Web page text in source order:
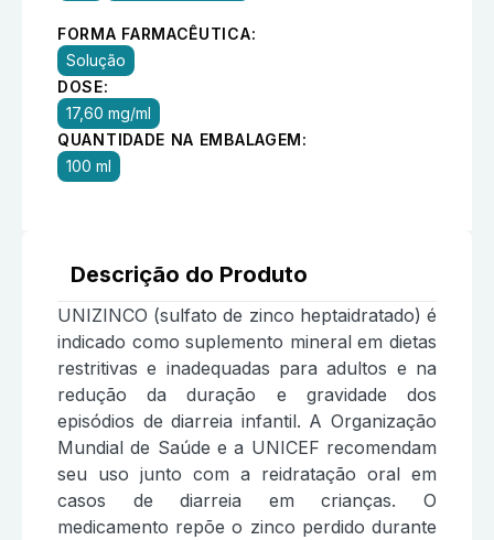
FORMA FARMACÊUTICA:
Solução
DOSE:
17,60 mg/ml
QUANTIDADE NA EMBALAGEM:
100 ml
Descrição do Produto
UNIZINCO (sulfato de zinco heptaidratado) é
indicado como suplemento mineral em dietas
restritivas e inadequadas para adultos e na
redução da duração e gravidade dos
episódios de diarreia infantil. A Organização
Mundial de Saúde e a UNICEF recomendam
seu uso junto com a reidratação oral em
casos de diarreia em crianças. O
medicamento repõe o zinco perdido durante